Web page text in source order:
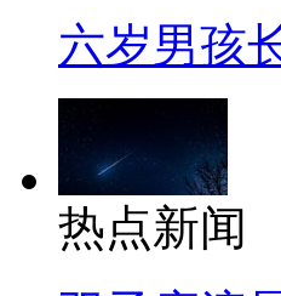
六岁男孩
热点新闻